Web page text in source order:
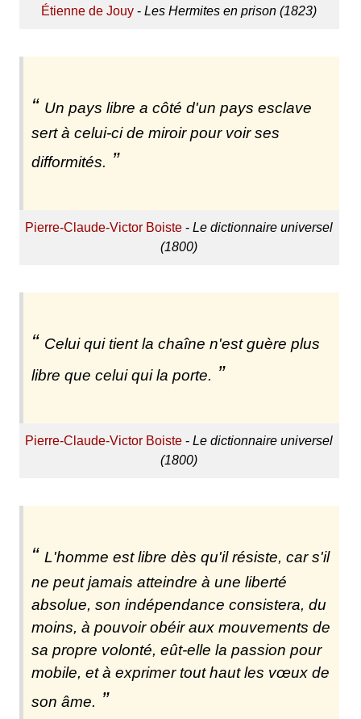
Étienne de Jouy -Les Hermites en prison (1823)
Un pays libre a côté d'un pays esclave
sert à celui-ci de miroir pour voir ses
difformités.
Pierre-Claude-Victor Boiste -Le dictionnaire universel
(1800)
Celui qui tient la chaîne n'est guère plus
libre que celui qui la porte.
Pierre-Claude-Victor Boiste -Le dictionnaire universel
(1800)
L'homme est libre dès qu'il résiste, car s'il
ne peut jamais atteindre à une liberté
absolue, son indépendance consistera, du
moins, à pouvoir obéir aux mouvements de
sa propre volonté, eût-elle la passion pour
mobile, et à exprimer tout haut les vœux de
son âme.